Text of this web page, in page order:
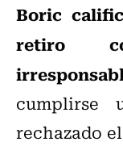
Boric
retiro
cumplirse
rechazado